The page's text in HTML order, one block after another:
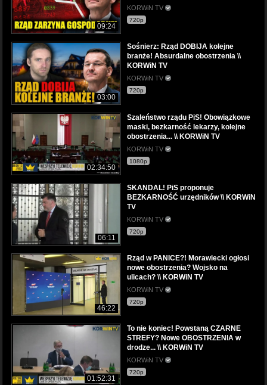
09:24
KORWiN TV
720p
03:00
Sośnierz: Rząd DOBIJA kolejne
branże! Absurdalne obostrzenia \\
KORWiN TV
KORWiN TV
720p
02:34:50
Szaleństwo rządu PiS! Obowiązkowe
maski, bezkarność lekarzy, kolejne
obostrzenia... \\ KORWiN TV
KORWiN TV
1080p
06:11
SKANDAL! PiS proponuje
BEZKARNOŚĆ urzędników \\ KORWiN
TV
KORWiN TV
720p
46:22
Rząd w PANICE?! Morawiecki ogłosi
nowe obostrzenia? Wojsko na
ulicach? \\ KORWiN TV
KORWiN TV
720p
01:52:31
To nie koniec! Powstaną CZARNE
STREFY? Nowe OBOSTRZENIA w
drodze... \\ KORWiN TV
KORWiN TV
720p